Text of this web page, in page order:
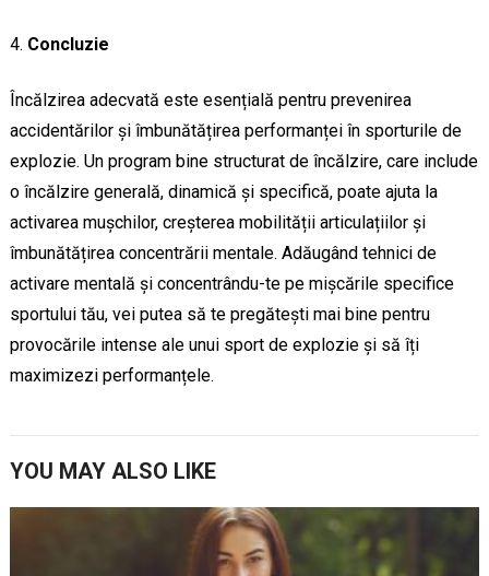
Concluzie
Încălzirea adecvată este esențială pentru prevenirea
accidentărilor și îmbunătățirea performanței în sporturile de
explozie. Un program bine structurat de încălzire, care include
o încălzire generală, dinamică și specifică, poate ajuta la
activarea mușchilor, creșterea mobilității articulațiilor și
îmbunătățirea concentrării mentale. Adăugând tehnici de
activare mentală și concentrându-te pe mișcările specifice
sportului tău, vei putea să te pregătești mai bine pentru
provocările intense ale unui sport de explozie și să îți
maximizezi performanțele.
YOU MAY ALSO LIKE